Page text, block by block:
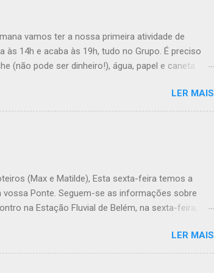
vamos ter a nossa primeira atividade de
14h e acaba às 19h, tudo no Grupo. É preciso
(não pode ser dinheiro!), água, papel e caneta.
a Ata do último Conselho de Guias, passada a limpo.
, esta semana vão fazer a ponte com a TEx,
deles. Atenção: Ainda há patrulhas que não
LER MAIS
(Max e Matilde), Esta sexta-feira temos a
vossa Ponte. Seguem-se as informações sobre
na Estação Fluvial de Belém, na sexta-feira, às
passado em patrulha e é não se esqueçam de
levaram para casa. - Falem com os vossos
de levar de alimentação e dos kits. - Em relação ao
LER MAIS